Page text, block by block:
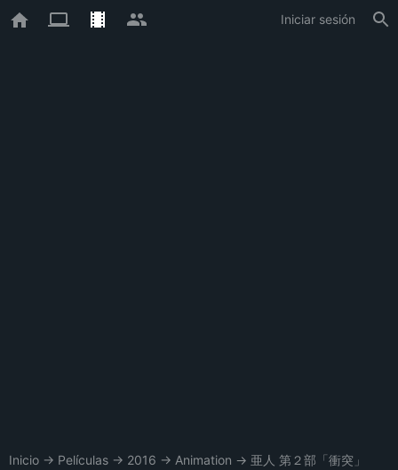
Iniciar sesión
Inicio → Películas → 2016 → Animation → 亜人 第２部「衝突」